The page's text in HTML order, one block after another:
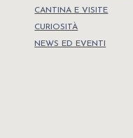
CANTINA E VISITE
CURIOSITÀ
NEWS ED EVENTI